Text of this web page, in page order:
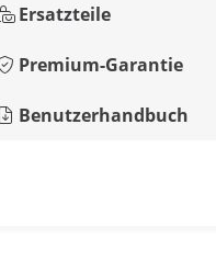
Ersatzteile
Premium-Garantie
Benutzerhandbuch